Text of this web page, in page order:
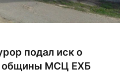
подал иск о
общины МСЦ ЕХБ